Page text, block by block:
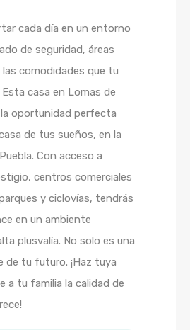
cada día en un entorno
de seguridad, áreas
comodidades que tu
casa en Lomas de
oportunidad perfecta
de tus sueños, en la
Con acceso a
centros comerciales
y ciclovías, tendrás
en un ambiente
plusvalía. No solo es una
de tu futuro. ¡Haz tuya
a tu familia la calidad de